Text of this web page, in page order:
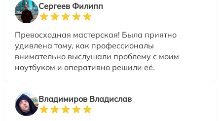
Сергеев Филипп
Превосходная мастерская! Была приятно
удивлена тому, как профессионалы
внимательно выслушали проблему с моим
ноутбуком и оперативно решили её.
Владимиров Владислав